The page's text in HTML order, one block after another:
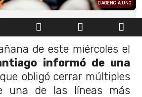
AGENCIA UNO
de este miércoles el
informó de una
que obligó cerrar múltiples
una de las líneas más